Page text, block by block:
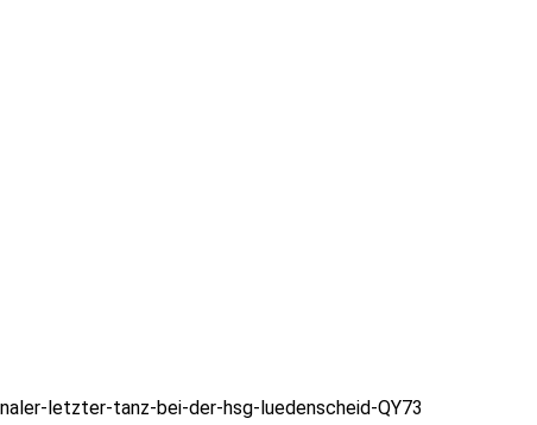
letzter-tanz-bei-der-hsg-luedenscheid-QY73